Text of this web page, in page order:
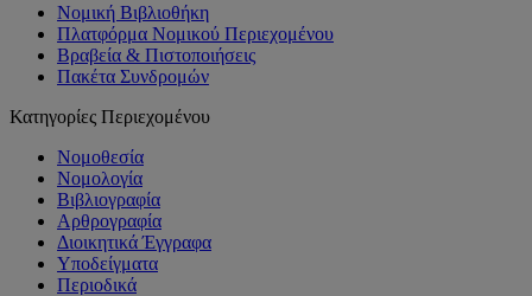
Νομική Βιβλιοθήκη
Πλατφόρμα Νομικού Περιεχομένου
Βραβεία & Πιστοποιήσεις
Πακέτα Συνδρομών
Κατηγορίες Περιεχομένου
Νομοθεσία
Νομολογία
Βιβλιογραφία
Αρθρογραφία
Διοικητικά Έγγραφα
Υποδείγματα
Περιοδικά